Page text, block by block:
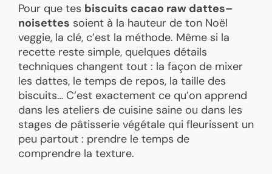
Pour que tes biscuits cacao raw dattes–
noisettes soient à la hauteur de ton Noël
veggie, la clé, c’est la méthode. Même si la
recette reste simple, quelques détails
techniques changent tout : la façon de mixer
les dattes, le temps de repos, la taille des
biscuits… C’est exactement ce qu’on apprend
dans les ateliers de cuisine saine ou dans les
stages de pâtisserie végétale qui fleurissent un
peu partout : prendre le temps de
comprendre la texture.